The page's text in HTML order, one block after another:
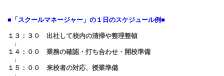
■「スクールマネージャー」の１日のスケジュール例■
１３：３０ 出社して校内の清掃や整理整頓
↓
１４：００ 業務の確認・打ち合わせ・開校準備
↓
１５：００ 来校者の対応、授業準備